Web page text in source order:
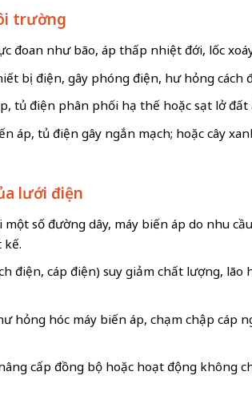
trường
như bão, áp thấp nhiệt đới, lốc
bị điện, gây phóng điện, hư hỏng cách
tủ điện phân phối hạ thế hoặc sạt lở
áp, tủ điện gây ngắn mạch; hoặc cây
lưới điện
số đường dây, máy biến áp do nhu
kế.
điện, cáp điện) suy giảm chất lượng,
hỏng hóc máy biến áp, chạm chập cáp
cấp đồng bộ hoặc hoạt động không